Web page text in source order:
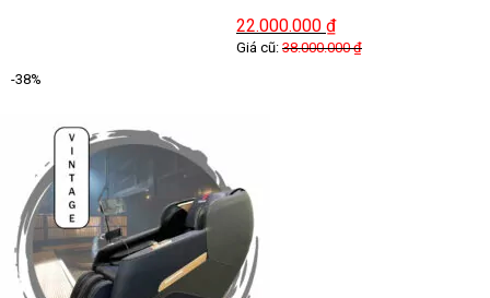
22.000.000 ₫
Giá cũ: 38.000.000₫
-38%